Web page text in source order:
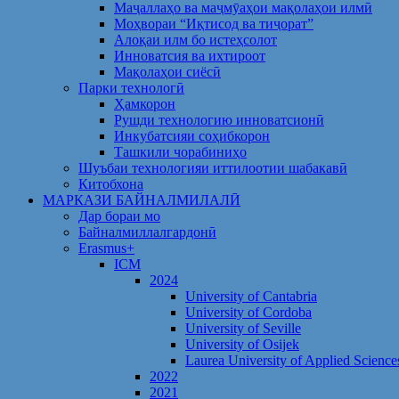
Маҷаллаҳо ва маҷмӯаҳои мақолаҳои илмӣ
Моҳвораи “Иқтисод ва тиҷорат”
Алоқаи илм бо истеҳсолот
Инноватсия ва ихтироот
Мақолаҳои сиёсӣ
Парки технологӣ
Ҳамкорон
Рушди технологию инноватсионӣ
Инкубатсияи соҳибкорон
Ташкили чорабиниҳо
Шуъбаи технологияи иттилоотии шабакавӣ
Китобхона
МАРКАЗИ БАЙНАЛМИЛАЛӢ
Дар бораи мо
Байналмиллалгардонӣ
Erasmus+
ICM
2024
University of Cantabria
University of Cordoba
University of Seville
University of Osijek
Laurea University of Applied
2022
2021